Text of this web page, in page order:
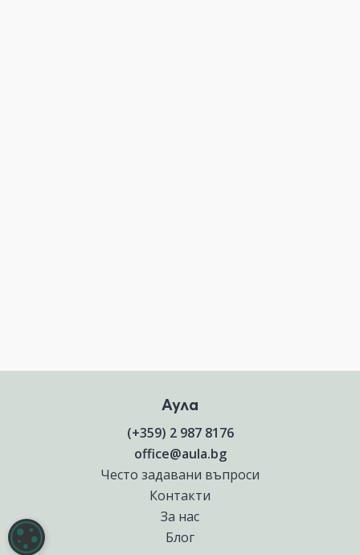
Аула
(+359) 2 987 8176
office@aula.bg
Често задавани въпроси
Контакти
За нас
Блог
НАСТРОЙКИ НА БИСКВИТКИТЕ